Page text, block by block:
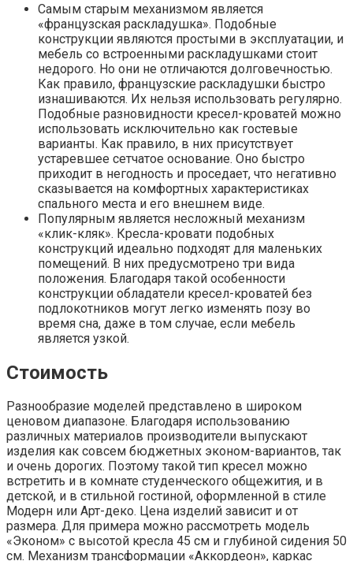
Самым старым механизмом является
«французская раскладушка». Подобные
конструкции являются простыми в эксплуатации, и
мебель со встроенными раскладушками стоит
недорого. Но они не отличаются долговечностью.
Как правило, французские раскладушки быстро
изнашиваются. Их нельзя использовать регулярно.
Подобные разновидности кресел-кроватей можно
использовать исключительно как гостевые
варианты. Как правило, в них присутствует
устаревшее сетчатое основание. Оно быстро
приходит в негодность и проседает, что негативно
сказывается на комфортных характеристиках
спального места и его внешнем виде.
Популярным является несложный механизм
«клик-кляк». Кресла-кровати подобных
конструкций идеально подходят для маленьких
помещений. В них предусмотрено три вида
положения. Благодаря такой особенности
конструкции обладатели кресел-кроватей без
подлокотников могут легко изменять позу во
время сна, даже в том случае, если мебель
является узкой.
Стоимость
Разнообразие моделей представлено в широком
ценовом диапазоне. Благодаря использованию
различных материалов производители выпускают
изделия как совсем бюджетных эконом-вариантов, так
и очень дорогих. Поэтому такой тип кресел можно
встретить и в комнате студенческого общежития, и в
детской, и в стильной гостиной, оформленной в стиле
Модерн или Арт-деко. Цена изделий зависит и от
размера. Для примера можно рассмотреть модель
«Эконом» с высотой кресла 45 см и глубиной сидения 50
см. Механизм трансформации «Аккордеон», каркас